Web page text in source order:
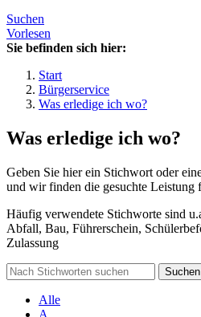
Suchen
Vorlesen
Sie befinden sich hier:
Start
Bürgerservice
Was erledige ich wo?
Was erledige ich wo?
Geben Sie hier ein Stichwort oder
und wir finden die gesuchte Leistung
Häufig verwendete Stichworte sind
Abfall, Bau, Führerschein,
Zulassung
Suchen
Alle
A